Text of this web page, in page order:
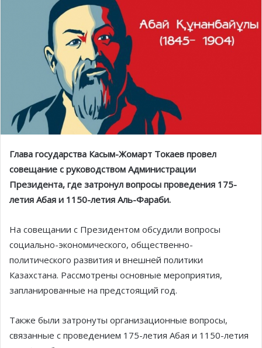
Глава государства Касым-Жомарт Токаев провел
совещание с руководством Администрации
Президента, где затронул вопросы проведения 175-
летия Абая и 1150-летия Аль-Фараби.
На совещании с Президентом обсудили вопросы
социально-экономического, общественно-
политического развития и внешней политики
Казахстана. Рассмотрены основные мероприятия,
запланированные на предстоящий год.
Также были затронуты организационные вопросы,
связанные с проведением 175-летия Абая и 1150-летия